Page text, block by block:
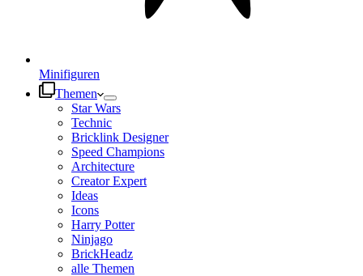
Minifiguren
Themen
Star Wars
Technic
Bricklink Designer
Speed Champions
Architecture
Creator Expert
Ideas
Icons
Harry Potter
Ninjago
BrickHeadz
alle Themen